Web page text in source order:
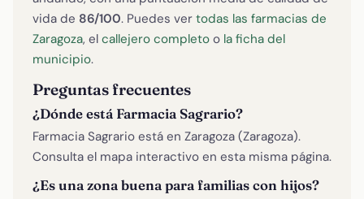
vida de 86/100. Puedes ver todas las farmacias de
Zaragoza, el callejero completo o la ficha del
municipio.
Preguntas frecuentes
¿Dónde está Farmacia Sagrario?
Farmacia Sagrario está en Zaragoza (Zaragoza).
Consulta el mapa interactivo en esta misma página.
¿Es una zona buena para familias con hijos?